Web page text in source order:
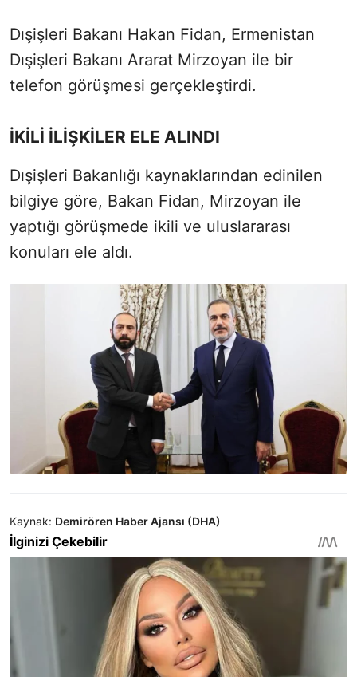
Dışişleri Bakanı Hakan Fidan, Ermenistan
Dışişleri Bakanı Ararat Mirzoyan ile bir
telefon görüşmesi gerçekleştirdi.
İKİLİ İLİŞKİLER ELE ALINDI
Dışişleri Bakanlığı kaynaklarından edinilen
bilgiye göre, Bakan Fidan, Mirzoyan ile
yaptığı görüşmede ikili ve uluslararası
konuları ele aldı.
Kaynak: Demirören Haber Ajansı (DHA)